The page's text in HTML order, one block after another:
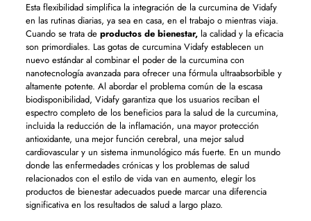
Esta flexibilidad simplifica la integración de la curcumina de Vidafy
en las rutinas diarias, ya sea en casa, en el trabajo o mientras viaja.
Cuando se trata de productos de bienestar,la calidad y la eficacia
son primordiales. Las gotas de curcumina Vidafy establecen un
nuevo estándar al combinar el poder de la curcumina con
nanotecnología avanzada para ofrecer una fórmula ultraabsorbible y
altamente potente. Al abordar el problema común de la escasa
biodisponibilidad, Vidafy garantiza que los usuarios reciban el
espectro completo de los beneficios para la salud de la curcumina,
incluida la reducción de la inflamación, una mayor protección
antioxidante, una mejor función cerebral, una mejor salud
cardiovascular y un sistema inmunológico más fuerte. En un mundo
donde las enfermedades crónicas y los problemas de salud
relacionados con el estilo de vida van en aumento, elegir los
productos de bienestar adecuados puede marcar una diferencia
significativa en los resultados de salud a largo plazo.